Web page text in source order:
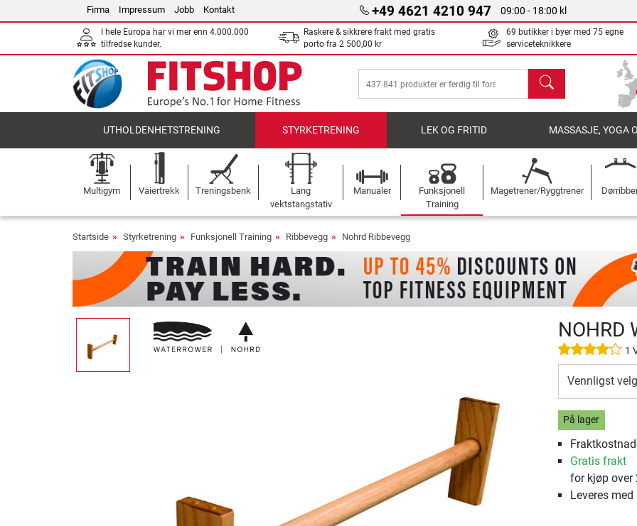
Firma Impressum Jobb Kontakt +49 4621 4210 947 09:00 - 18:00 kl
I hele Europa har vi mer enn 4.000.000
tilfredse kunder.
Raskere & sikkrere frakt med gratis
porto fra 2 500,00 kr
69 butikker i byer med 75 egne
serviceteknikkere
søk
UTHOLDENHETSTRENING STYRKETRENING LEK OG FRITID MASSASJE, YOGA
Multigym Vaiertrekk Treningsbenk
Lang
vektstangstativ
Manualer
Funksjonell
Training
Magetrener/Ryggtrener
Startside Styrketrening Funksjonell Training Ribbevegg Nohrd Ribbevegg
NOHRD
1
Vennligst velg
På lager
Gratis frakt
for kjøp over
Leveres med